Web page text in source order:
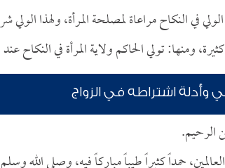
في النكاح مراعاة لمصلحة المرأة، ولهذا
ومنها: تولي الحاكم ولاية المرأة في النكاح
وأدلة اشتراطه في الزواج
الرحيم.